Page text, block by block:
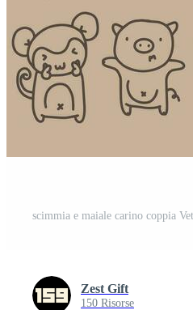
scimmia e maiale carino coppia
Zest Gift
150 Risorse